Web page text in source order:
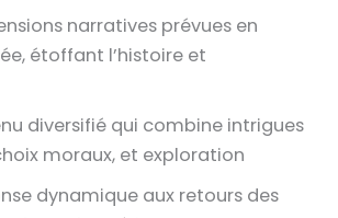
narratives prévues en
étoffant l’histoire et
diversifié qui combine intrigues
moraux, et exploration
dynamique aux retours des